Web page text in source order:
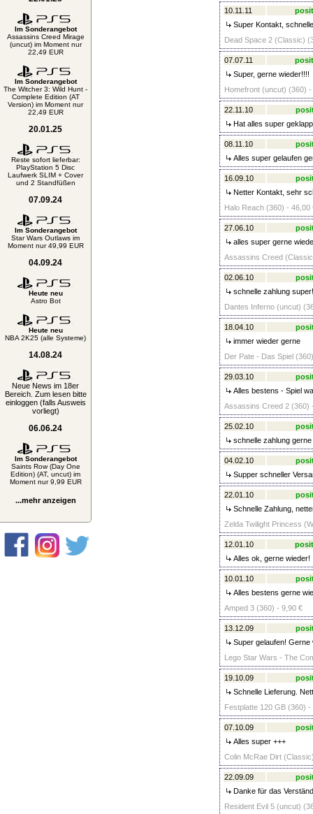
Im Sonderangebot
Assassins Creed Mirage
(uncut) im Moment nur
22,49 EUR
Im Sonderangebot
The Witcher 3: Wild Hunt -
Complete Edition (AT
Version) im Moment nur
22,49 EUR
20.01.25
Reste sofort lieferbar:
PlayStation 5 Disc
Laufwerk SLIM + Cover
und 2 Standfüßen
07.09.24
Im Sonderangebot
Star Wars Outlaws im
Moment nur 49,99 EUR
04.09.24
Heute neu
Astro Bot
Heute neu
NBA 2K25 (alle Systeme)
14.08.24
Neue News im 18er
Bereich. Zum lesen bitte
einloggen (falls Ausweis
vorliegt)
06.06.24
Im Sonderangebot
Saints Row (Day One
Edition) (AT, uncut) im
Moment nur 9,99 EUR
...mehr anzeigen
10.11.11
Super Kontakt,
Dead Space 2 (Classic)
07.07.11
Super, gerne wieder!!!!
Homefront (uncut) (360) -
22.11.10
Hat alles super
08.11.10
Alles super gelaufen
16.09.10
Netter Kontakt, sehr
Halo Reach (360) - 46,00
27.06.10
alles super gerne
Assassins Creed
02.06.10
schnelle zahlung
Dantes Inferno (uncut)
18.04.10
immer wieder gerne
Der Pate - Das Spiel
29.03.10
Alles bestens - Spiel
Assassins Creed 2 (360)
25.02.10
schnelle zahlung gerne
04.02.10
Supper schneller
22.01.10
Schnelle Zahlung,
Zelda Twilight Princess
12.01.10
Alles ok, gerne wieder!
10.01.10
Alles bestens gerne
Amped 3 (360) - 9,90 €
13.12.09
Super gelaufen! Gerne
Lego Star Wars - The
19.10.09
Schnelle Lieferung.
Festplatte 120 GB (360) -
07.10.09
Alles super +++
Colin McRae Dirt
22.09.09
Danke für das
Resident Evil 5 (uncut)